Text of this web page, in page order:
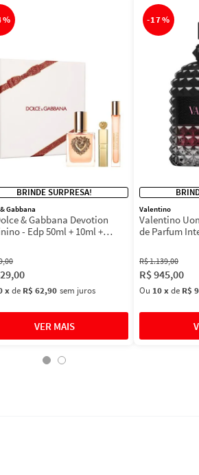
BRINDE SURPRESA!
Gabbana
& Gabbana Devotion
- Edp 50ml + 10ml +
,00
,00
xde R$ 62,90 sem juros
-17%
Valentino
Valentino
de Parfum
R$1.139,00
R$945,00
Ou 10xde R$